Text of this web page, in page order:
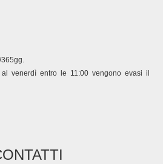
venerdì entro le 11:00 vengono evasi il